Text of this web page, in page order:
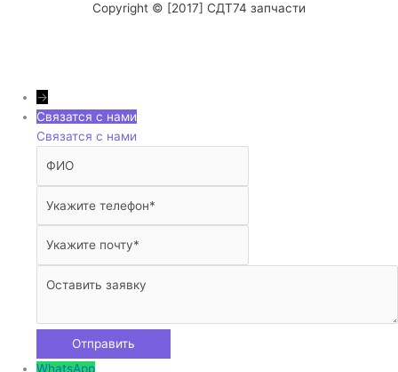
Copyright © [2017] СДТ74 запчасти
→
Связатся с нами
Связатся с нами
WhatsApp